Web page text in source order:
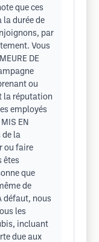
que ces
durée de
par
Vous
DE
ou
la réputation
employés
EN
de la
ou faire
êtes
que
de
défaut, nous
les
incluant
due aux